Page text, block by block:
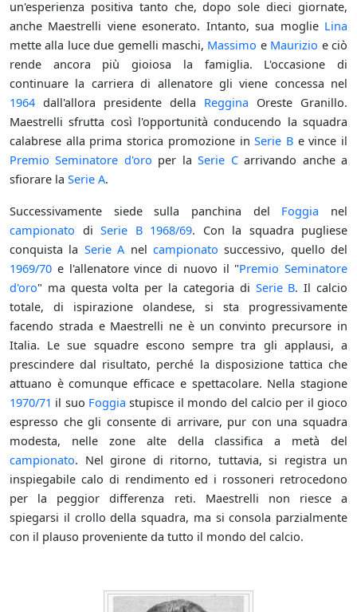
un'esperienza positiva tanto che, dopo sole dieci giornate,
anche Maestrelli viene esonerato. Intanto, sua moglie Lina
mette alla luce due gemelli maschi, Massimo e Maurizio e ciò
rende ancora più gioiosa la famiglia. L'occasione di
continuare la carriera di allenatore gli viene concessa nel
1964 dall'allora presidente della Reggina Oreste Granillo.
Maestrelli sfrutta così l'opportunità conducendo la squadra
calabrese alla prima storica promozione inSerie Be vince il
Premio Seminatore d'oro per laSerie Carrivando anche a
sfiorare la Serie A.
Successivamente siede sulla panchina del Foggia nel
campionato di Serie B 1968/69. Con la squadra pugliese
conquista la Serie A nel campionato successivo, quello del
1969/70 e l'allenatore vince di nuovo il "Premio Seminatore
d'oro" ma questa volta per la categoria di Serie B. Il calcio
totale, di ispirazione olandese, si sta progressivamente
facendo strada e Maestrelli ne è un convinto precursore in
Italia. Le sue squadre escono sempre tra gli applausi, a
prescindere dal risultato, perché la disposizione tattica che
attuano è comunque efficace e spettacolare. Nella stagione
1970/71 il suo Foggia stupisce il mondo del calcio per il gioco
espresso che gli consente di arrivare, pur con una squadra
modesta, nelle zone alte della classifica a metà del
campionato. Nel girone di ritorno, tuttavia, si registra un
inspiegabile calo di rendimento ed i rossoneri retrocedono
per la peggior differenza reti. Maestrelli non riesce a
spiegarsi il crollo della squadra, ma si consola parzialmente
con il plauso proveniente da tutto il mondo del calcio.